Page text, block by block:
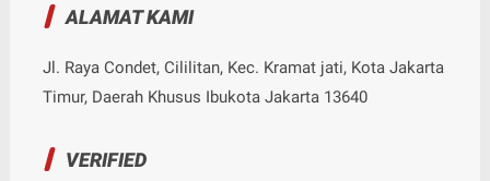
ALAMAT KAMI
Jl. Raya Condet, Cililitan, Kec. Kramat jati, Kota Jakarta
Timur, Daerah Khusus Ibukota Jakarta 13640
VERIFIED